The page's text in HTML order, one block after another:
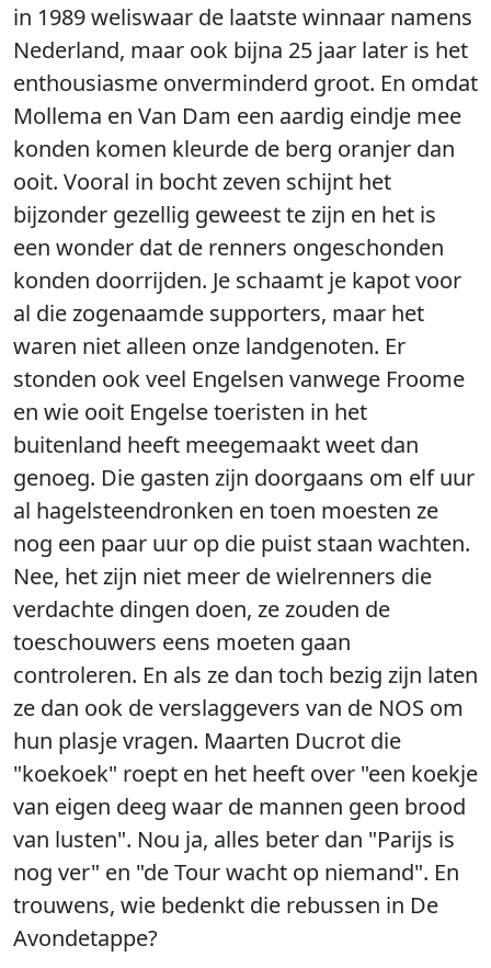
in 1989 weliswaar de laatste winnaar namens
Nederland, maar ook bijna 25 jaar later is het
enthousiasme onverminderd groot. En omdat
Mollema en Van Dam een aardig eindje mee
konden komen kleurde de berg oranjer dan
ooit. Vooral in bocht zeven schijnt het
bijzonder gezellig geweest te zijn en het is
een wonder dat de renners ongeschonden
konden doorrijden. Je schaamt je kapot voor
al die zogenaamde supporters, maar het
waren niet alleen onze landgenoten. Er
stonden ook veel Engelsen vanwege Froome
en wie ooit Engelse toeristen in het
buitenland heeft meegemaakt weet dan
genoeg. Die gasten zijn doorgaans om elf uur
al hagelsteendronken en toen moesten ze
nog een paar uur op die puist staan wachten.
Nee, het zijn niet meer de wielrenners die
verdachte dingen doen, ze zouden de
toeschouwers eens moeten gaan
controleren. En als ze dan toch bezig zijn laten
ze dan ook de verslaggevers van de NOS om
hun plasje vragen. Maarten Ducrot die
"koekoek" roept en het heeft over "een koekje
van eigen deeg waar de mannen geen brood
van lusten". Nou ja, alles beter dan "Parijs is
nog ver" en "de Tour wacht op niemand". En
trouwens, wie bedenkt die rebussen in De
Avondetappe?